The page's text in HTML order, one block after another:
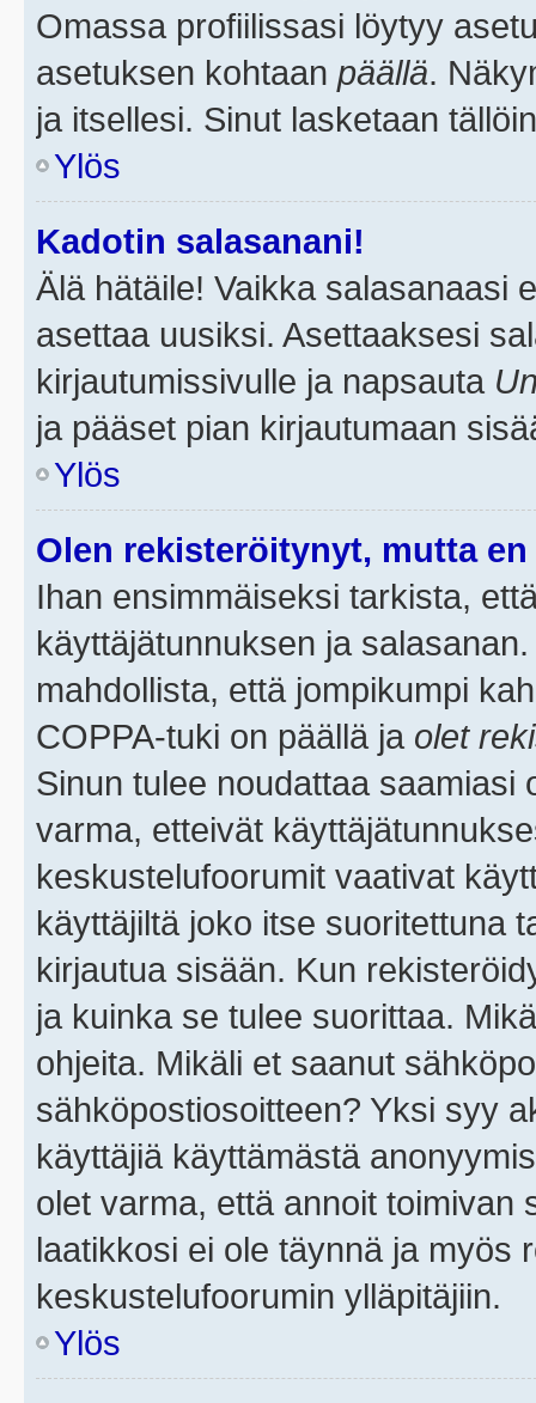
Omassa profiilissasi löytyy
asetuksen kohtaan päällä.
ja itsellesi. Sinut lasketaan
Ylös
Kadotin salasanani!
Älä hätäile! Vaikka salasanaasi
asettaa uusiksi. Asettaaksesi
kirjautumissivulle ja napsauta
ja pääset pian kirjautumaan
Ylös
Olen rekisteröitynyt, mutta
Ihan ensimmäiseksi tarkista,
käyttäjätunnuksen ja
mahdollista, että jompikumpi
COPPA-tuki on päällä ja olet
Sinun tulee noudattaa saamiasi
varma, etteivät
keskustelufoorumit vaativat
käyttäjiltä joko itse suoritettuna
kirjautua sisään. Kun
ja kuinka se tulee suorittaa.
ohjeita. Mikäli et saanut
sähköpostiosoitteen? Yksi syy
käyttäjiä käyttämästä
olet varma, että annoit toimivan
laatikkosi ei ole täynnä ja myös
keskustelufoorumin ylläpitäjiin.
Ylös